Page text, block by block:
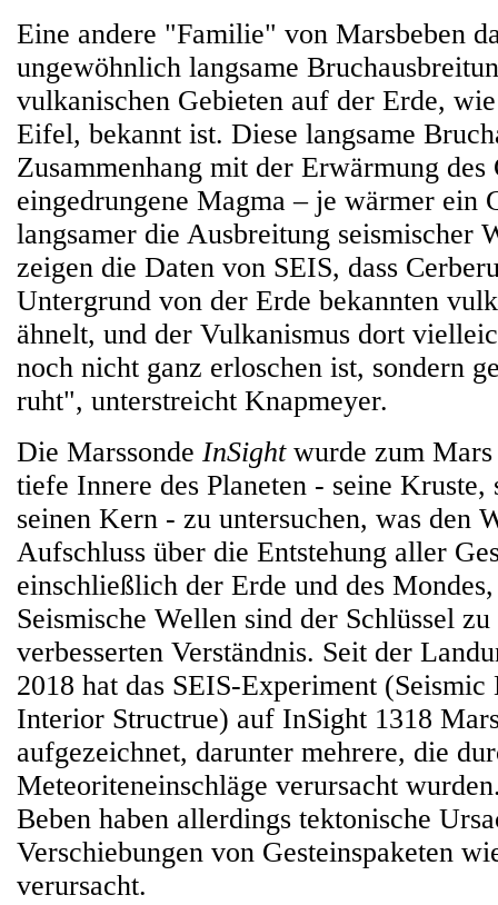
Eine andere "Familie" von Marsbeben
ungewöhnlich langsame
vulkanischen Gebieten auf der Erde,
Eifel, bekannt ist. Diese langsame
Zusammenhang mit der Erwärmung des
eingedrungene Magma – je wärmer ein
langsamer die Ausbreitung seismischer
zeigen die Daten von SEIS, dass
Untergrund von der Erde bekannten
ähnelt, und der Vulkanismus dort
noch nicht ganz erloschen ist, sondern
ruht", unterstreicht Knapmeyer.
Die Marssonde InSightwurde zum Mars
tiefe Innere des Planeten - seine Kruste,
seinen Kern - zu untersuchen, was den
Aufschluss über die Entstehung aller
einschließlich der Erde und des
Seismische Wellen sind der Schlüssel zu
verbesserten Verständnis. Seit der
2018 hat das SEIS-Experiment
Interior Structrue) auf InSight 1318
aufgezeichnet, darunter mehrere, die
Meteoriteneinschläge verursacht
Beben haben allerdings tektonische
Verschiebungen von Gesteinspaketen
verursacht.